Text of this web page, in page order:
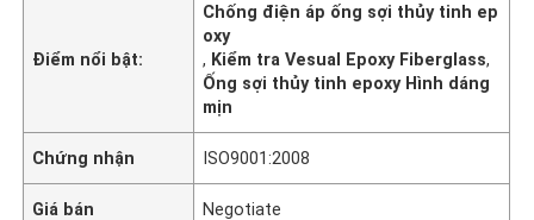
Điểm nổi bật:
Chống điện áp ống sợi thủy tinh ep
oxy
, Kiểm tra Vesual Epoxy Fiberglass,
Ống sợi thủy tinh epoxy Hình dáng
mịn
Chứng nhận ISO9001:2008
Giá bán Negotiate